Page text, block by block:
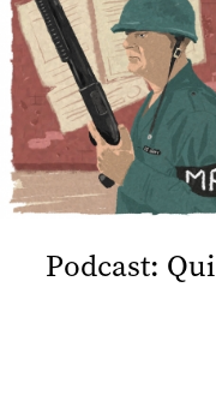
Podcast: